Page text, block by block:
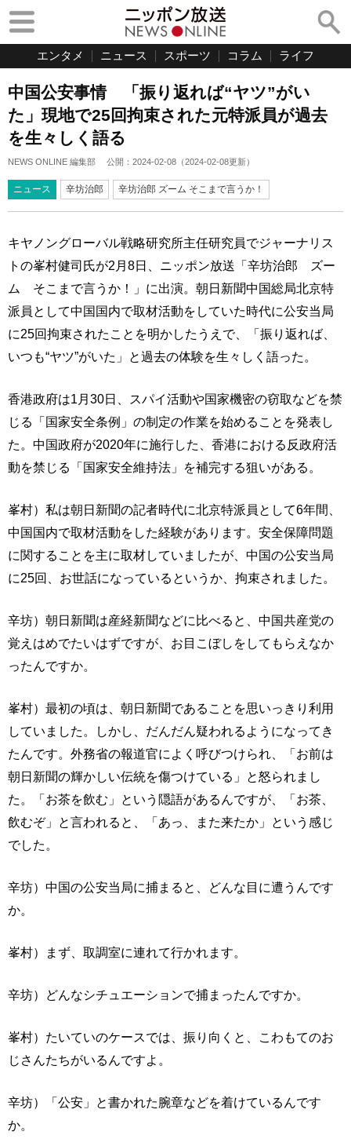
エンタメ ニュース スポーツ コラム ライフ
中国公安事情 「振り返れば“ヤツ”がい
た」現地で25回拘束された元特派員が過去
を生々しく語る
NEWS ONLINE 編集部 公開： 2024-02-08 （2024-02-08更新）
ニュース 辛坊治郎 辛坊治郎 ズーム そこまで言うか！
キヤノングローバル戦略研究所主任研究員でジャーナリス
トの峯村健司氏が2月8日、ニッポン放送「辛坊治郎 ズー
ム そこまで言うか！」に出演。朝日新聞中国総局北京特
派員として中国国内で取材活動をしていた時代に公安当局
に25回拘束されたことを明かしたうえで、「振り返れば、
いつも“ヤツ”がいた」と過去の体験を生々しく語った。
香港政府は1月30日、スパイ活動や国家機密の窃取などを禁
じる「国家安全条例」の制定の作業を始めることを発表し
た。中国政府が2020年に施行した、香港における反政府活
動を禁じる「国家安全維持法」を補完する狙いがある。
峯村）私は朝日新聞の記者時代に北京特派員として6年間、
中国国内で取材活動をした経験があります。安全保障問題
に関することを主に取材していましたが、中国の公安当局
に25回、お世話になっているというか、拘束されました。
辛坊）朝日新聞は産経新聞などに比べると、中国共産党の
覚えはめでたいはずですが、お目こぼしをしてもらえなか
ったんですか。
峯村）最初の頃は、朝日新聞であることを思いっきり利用
していました。しかし、だんだん疑われるようになってき
たんです。外務省の報道官によく呼びつけられ、「お前は
朝日新聞の輝かしい伝統を傷つけている」と怒られまし
た。「お茶を飲む」という隠語があるんですが、「お茶、
飲むぞ」と言われると、「あっ、また来たか」という感じ
でした。
辛坊）中国の公安当局に捕まると、どんな目に遭うんです
か。
峯村）まず、取調室に連れて行かれます。
辛坊）どんなシチュエーションで捕まったんですか。
峯村）たいていのケースでは、振り向くと、こわもてのお
じさんたちがいるんですよ。
辛坊）「公安」と書かれた腕章などを着けているんです
か。